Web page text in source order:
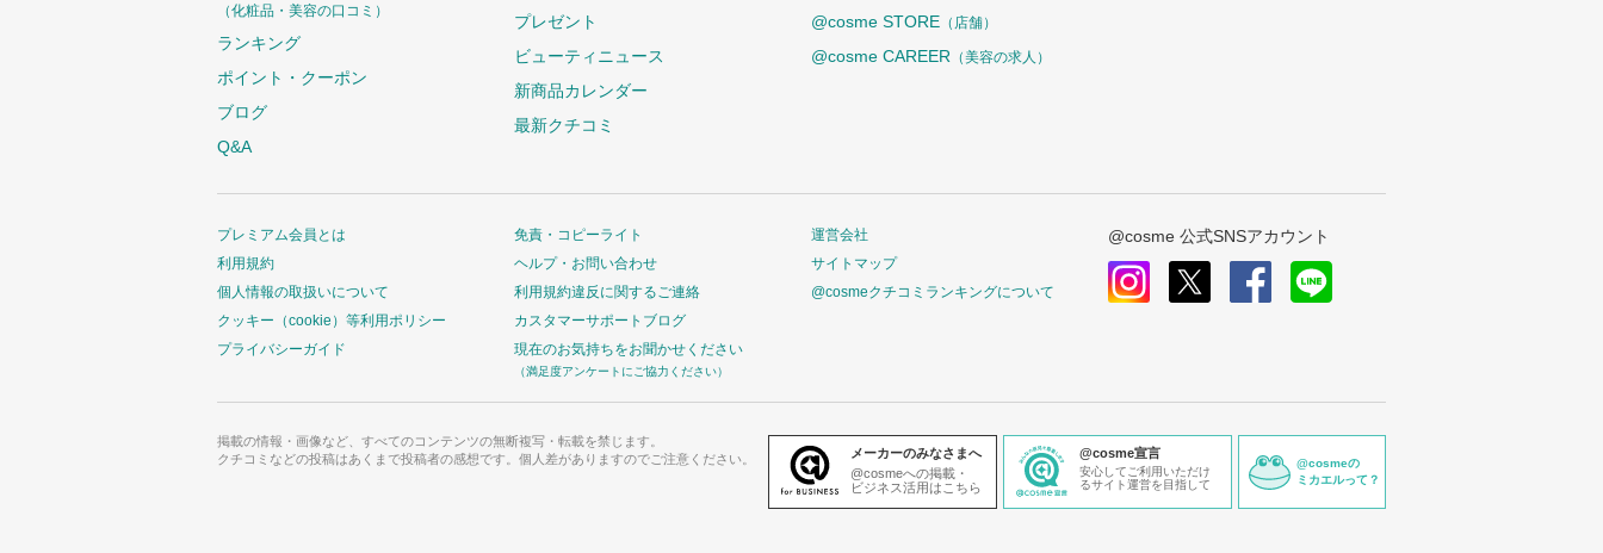
（化粧品・美容の口コミ）
ランキング
ポイント・クーポン
ブログ
Q&A
プレゼント
ビューティニュース
新商品カレンダー
最新クチコミ
@cosme STORE （店舗）
@cosme CAREER （美容の求人）
プレミアム会員とは
利用規約
個人情報の取扱いについて
クッキー（cookie）等利用ポリシー
プライバシーガイド
免責・コピーライト
ヘルプ・お問い合わせ
利用規約違反に関するご連絡
カスタマーサポートブログ
現在のお気持ちをお聞かせください
（満足度アンケートにご協力ください）
運営会社
サイトマップ
@cosmeクチコミランキングについて
@cosme 公式SNSアカウント
掲載の情報・画像など、すべてのコンテンツの無断複写・転載を禁じます。
クチコミなどの投稿はあくまで投稿者の感想です。個人差がありますのでご注意ください。
メーカーのみなさまへ
@cosmeへの掲載・
ビジネス活用はこちら
@cosme宣言
安心してご利用いただけ
るサイト運営を目指して
@cosmeの
ミカエルって？